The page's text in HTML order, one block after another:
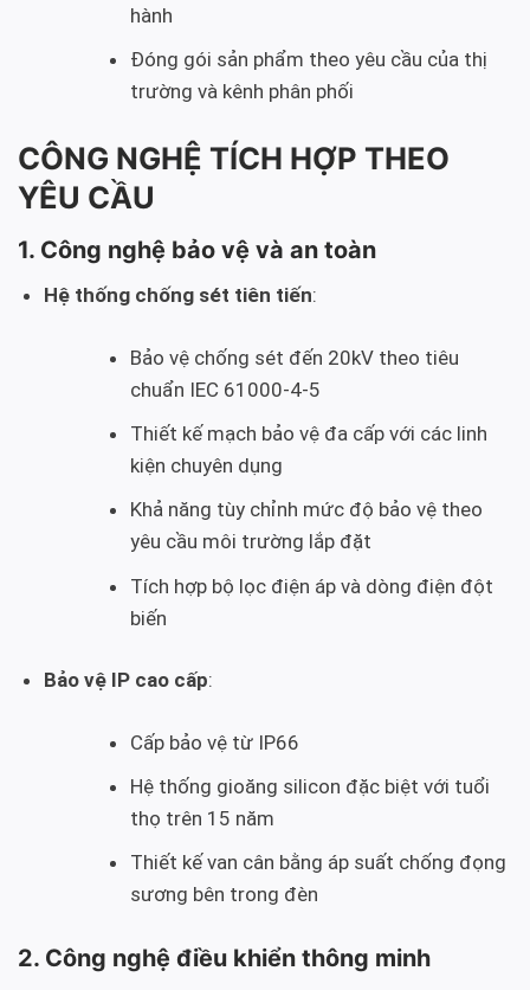
hành
Đóng gói sản phẩm theo yêu cầu của thị
trường và kênh phân phối
CÔNG NGHỆ TÍCH HỢP THEO
YÊU CẦU
1. Công nghệ bảo vệ và an toàn
Hệ thống chống sét tiên tiến:
Bảo vệ chống sét đến 20kV theo tiêu
chuẩn IEC 61000-4-5
Thiết kế mạch bảo vệ đa cấp với các linh
kiện chuyên dụng
Khả năng tùy chỉnh mức độ bảo vệ theo
yêu cầu môi trường lắp đặt
Tích hợp bộ lọc điện áp và dòng điện đột
biến
Bảo vệ IP cao cấp:
Cấp bảo vệ từ IP66
Hệ thống gioăng silicon đặc biệt với tuổi
thọ trên 15 năm
Thiết kế van cân bằng áp suất chống đọng
sương bên trong đèn
2. Công nghệ điều khiển thông minh